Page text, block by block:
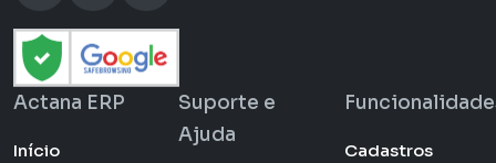
Actana ERP
Início
Suporte e
Ajuda
Cadastros